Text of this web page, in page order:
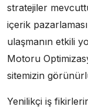
stratejiler
içerik
ulaşmanın etkili
Motoru
sitemizin
Yenilikçi iş